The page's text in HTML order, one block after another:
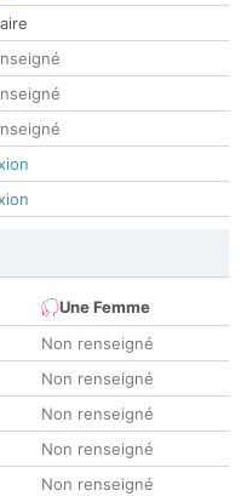
Une Femme
Non renseigné
Non renseigné
Non renseigné
Non renseigné
Non renseigné